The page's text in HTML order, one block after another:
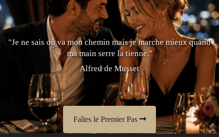
"Je ne sais où va mon chemin mais je marche mieux quand
ma main serre la tienne."
Alfred de Musset
Faîtes le Premier Pas